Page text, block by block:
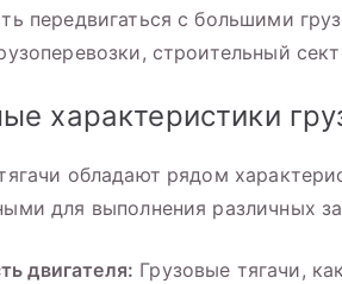
передвигаться с большими
строительный
характеристики
обладают рядом
для выполнения различных
двигателя: Грузовые тягачи,